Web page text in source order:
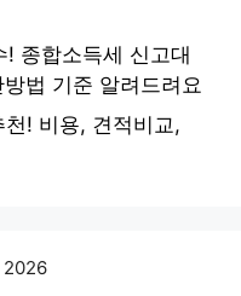
종합소득세 신고대
법 기준 알려드려요
! 비용, 견적비교,